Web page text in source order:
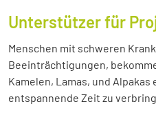
Unterstützer für
Menschen mit schweren
Beeinträchtigungen,
Kamelen, Lamas, und
entspannende Zeit zu